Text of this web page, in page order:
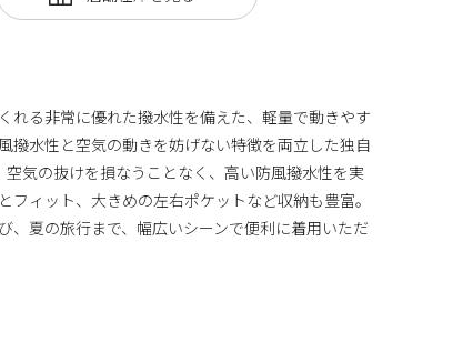
れる非常に優れた撥水性を備えた、軽量で動きやす
撥水性と空気の動きを妨げない特徴を両立した独自
気の抜けを損なうことなく、高い防風撥水性を実
ィット、大きめの左右ポケットなど収納も豊富。
、夏の旅行まで、幅広いシーンで便利に着用いただ